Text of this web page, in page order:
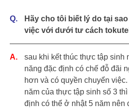
Hãy cho tôi biết lý do tại
việc với dưới tư cách
sau khi kết thúc thực tập sinh
năng đặc định có chế đỗ đãi
hơn và có quyền chuyển
năm của thực tập sinh số 3
định có thể ở nhật 5 năm nên